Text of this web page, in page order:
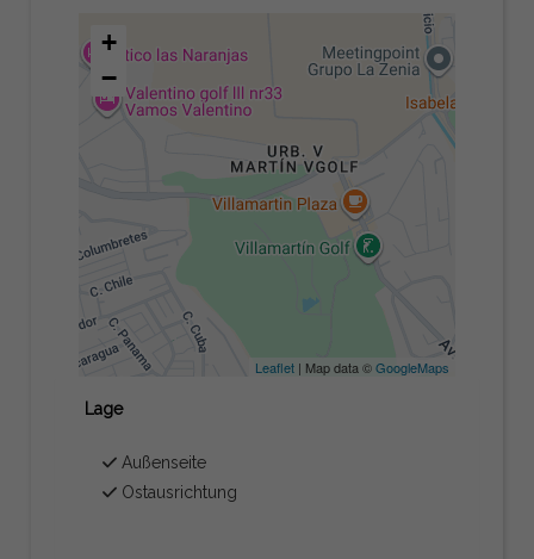
+
−
Leaflet| Map data ©GoogleMaps
Lage
Außenseite
Ostausrichtung